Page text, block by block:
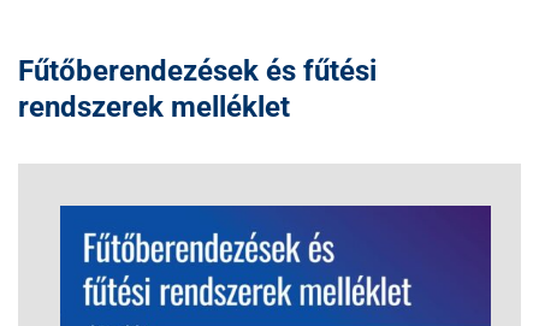
Fűtőberendezések és fűtési
rendszerek melléklet